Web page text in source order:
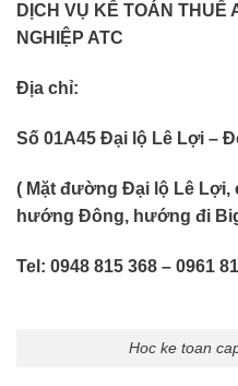
DỊCH VỤ KẾ TOÁN THUẾ
NGHIỆP ATC
Địa chỉ:
Số 01A45 Đại lộ Lê Lợi –
( Mặt đường Đại lộ Lê Lợi,
hướng Đông, hướng đi
Tel: 0948 815 368 – 0961
Hoc ke toan